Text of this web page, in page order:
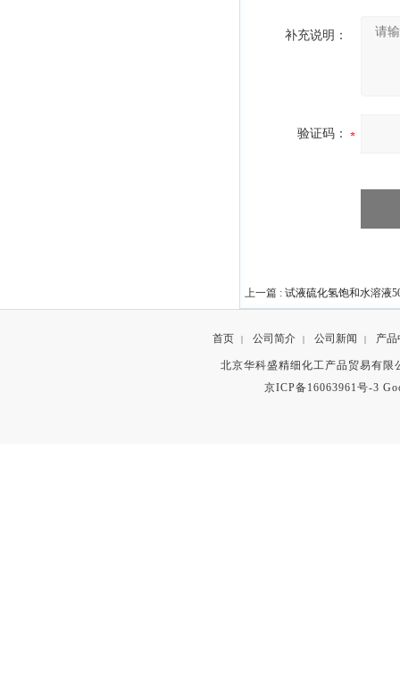
补充说明：
验证码：
上一篇 : 试液硫化氢饱和水溶液
首页 | 公司简介 | 公司新闻 | 产品
北京华科盛精细化工产品贸易有
京ICP备16063961号-3